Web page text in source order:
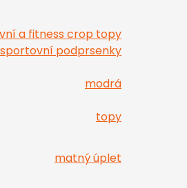
a fitness crop topy
podprsenky
modrá
topy
matný úplet